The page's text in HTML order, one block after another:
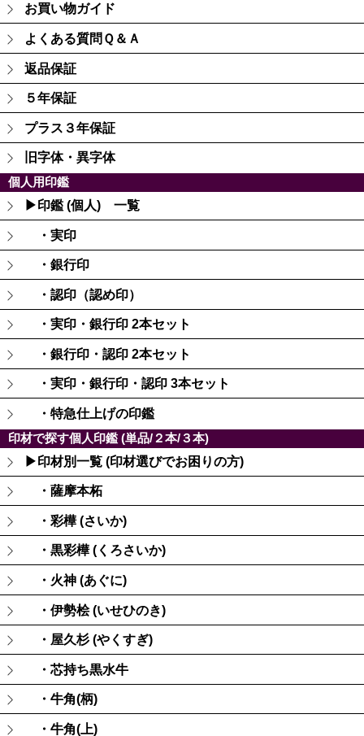
お買い物ガイド
よくある質問Ｑ＆Ａ
返品保証
５年保証
プラス３年保証
旧字体・異字体
個人用印鑑
▶印鑑 (個人) 一覧
・実印
・銀行印
・認印（認め印）
・実印・銀行印 2本セット
・銀行印・認印 2本セット
・実印・銀行印・認印 3本セット
・特急仕上げの印鑑
印材で探す個人印鑑 (単品/２本/３本)
▶印材別一覧 (印材選びでお困りの方)
・薩摩本柘
・彩樺 (さいか)
・黒彩樺 (くろさいか)
・火神 (あぐに)
・伊勢桧 (いせひのき)
・屋久杉 (やくすぎ)
・芯持ち黒水牛
・牛角(柄)
・牛角(上)